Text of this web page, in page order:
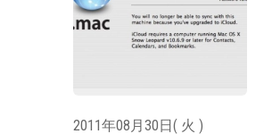
2011年08月30日( 火 )